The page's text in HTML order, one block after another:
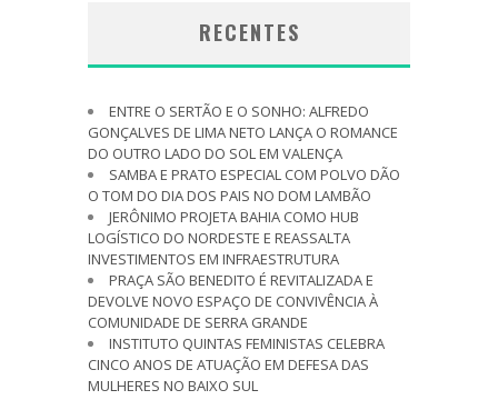
RECENTES
ENTRE O SERTÃO E O SONHO: ALFREDO
GONÇALVES DE LIMA NETO LANÇA O ROMANCE
DO OUTRO LADO DO SOL EM VALENÇA
SAMBA E PRATO ESPECIAL COM POLVO DÃO
O TOM DO DIA DOS PAIS NO DOM LAMBÃO
JERÔNIMO PROJETA BAHIA COMO HUB
LOGÍSTICO DO NORDESTE E REASSALTA
INVESTIMENTOS EM INFRAESTRUTURA
PRAÇA SÃO BENEDITO É REVITALIZADA E
DEVOLVE NOVO ESPAÇO DE CONVIVÊNCIA À
COMUNIDADE DE SERRA GRANDE
INSTITUTO QUINTAS FEMINISTAS CELEBRA
CINCO ANOS DE ATUAÇÃO EM DEFESA DAS
MULHERES NO BAIXO SUL